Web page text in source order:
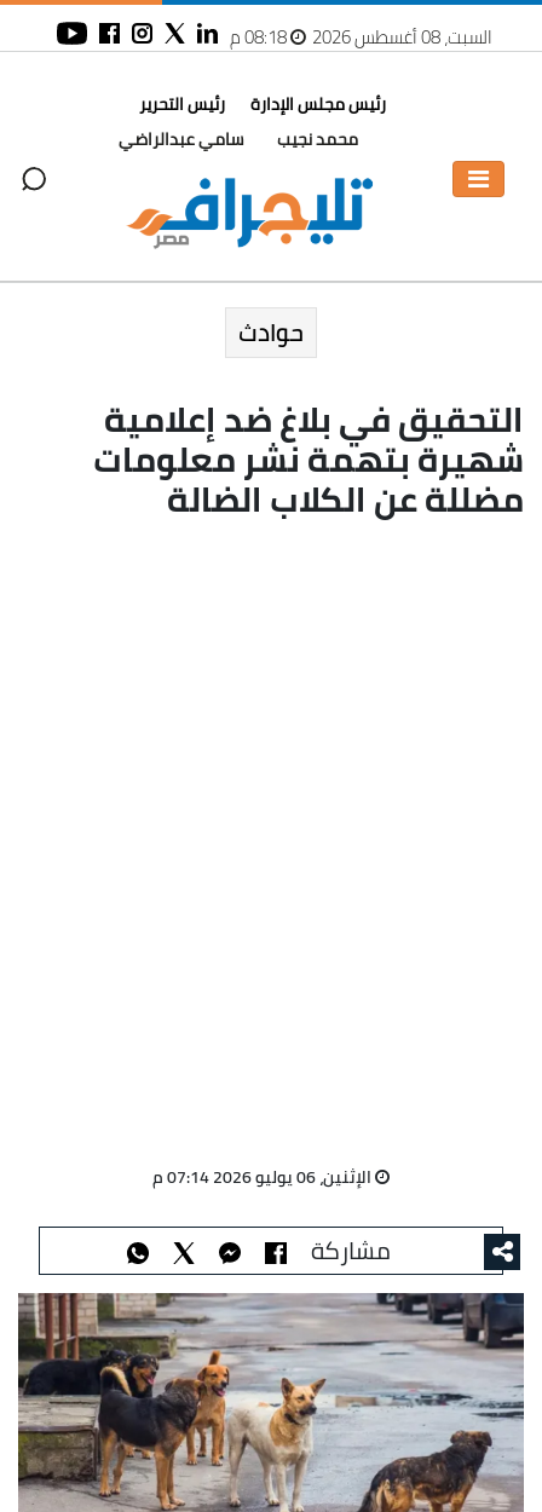
السبت، 08 أغسطس 2026 08:18 م
رئيس مجلس الإدارة
محمد نجيب
رئيس التحرير
سامي عبدالراضي
حوادث
التحقيق في بلاغ ضد إعلامية
شهيرة بتهمة نشر معلومات
مضللة عن الكلاب الضالة
الإثنين، 06 يوليو 2026 07:14 م
مشاركة